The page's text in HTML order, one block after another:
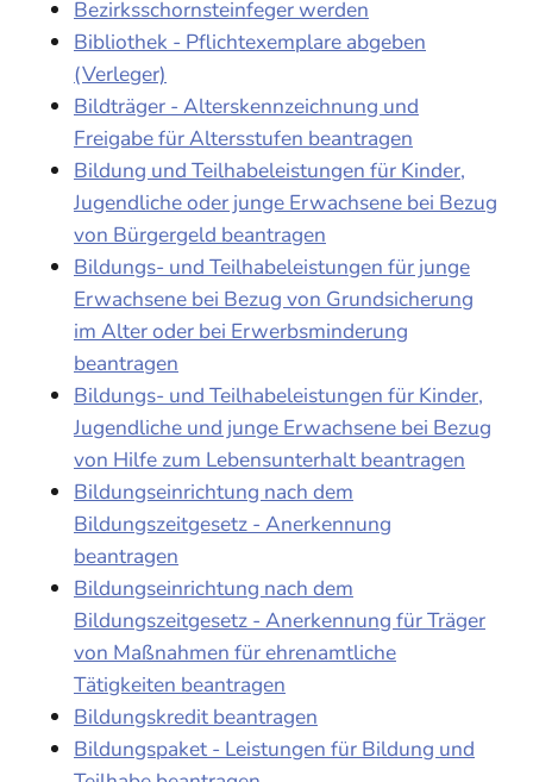
Bezirksschornsteinfeger werden
Bibliothek - Pflichtexemplare abgeben
(Verleger)
Bildträger - Alterskennzeichnung und
Freigabe für Altersstufen beantragen
Bildung und Teilhabeleistungen für Kinder,
Jugendliche oder junge Erwachsene bei Bezug
von Bürgergeld beantragen
Bildungs- und Teilhabeleistungen für junge
Erwachsene bei Bezug von Grundsicherung
im Alter oder bei Erwerbsminderung
beantragen
Bildungs- und Teilhabeleistungen für Kinder,
Jugendliche und junge Erwachsene bei Bezug
von Hilfe zum Lebensunterhalt beantragen
Bildungseinrichtung nach dem
Bildungszeitgesetz - Anerkennung
beantragen
Bildungseinrichtung nach dem
Bildungszeitgesetz - Anerkennung für Träger
von Maßnahmen für ehrenamtliche
Tätigkeiten beantragen
Bildungskredit beantragen
Bildungspaket - Leistungen für Bildung und